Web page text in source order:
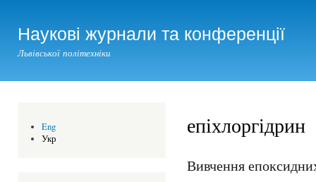
Наукові журнали та конференції
Львівської політехніки
Eng
Укр
епіхлоргідрин
Вивчення